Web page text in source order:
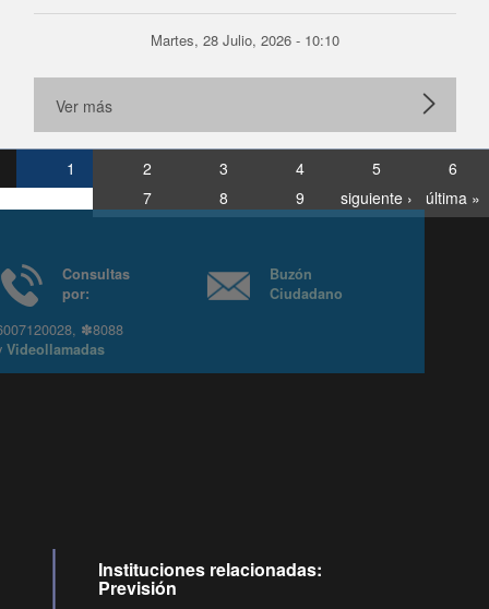
Martes, 28 Julio, 2026 - 10:10
Ver más
1 2 3 4 5
6
7
8 9 siguiente › última »
Consultas
6007120028, ✽8088
yVideollamadas
Ciudadano
Instituciones relacionadas:
Previsión